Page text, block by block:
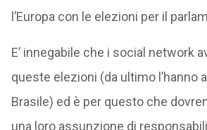
l’Europa con le elezioni per il
E’ innegabile che i social network
queste elezioni (da ultimo l’hanno
Brasile) ed è per questo che
una loro assunzione di